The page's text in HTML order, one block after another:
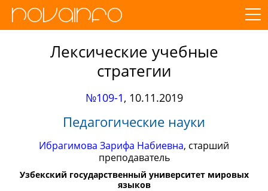
Лексические учебные
стратегии
№109-1, 10.11.2019
Педагогические науки
Ибрагимова Зарифа Набиевна, старший
преподаватель
Узбекский государственный университет мировых
языков